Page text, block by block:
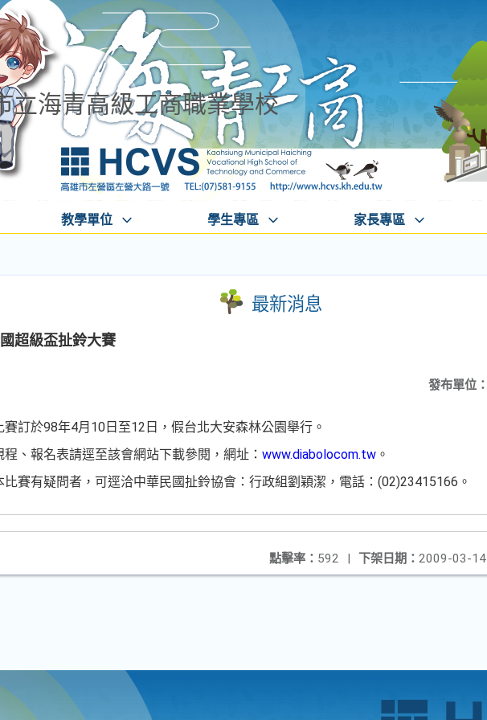
立海青高級工商職業學校
教學單位 學生專區 家長專區
最新消息
超級盃扯鈴大賽
發布單位：
賽訂於98年4月10日至12日，假台北大安森林公園舉行。
程、報名表請逕至該會網站下載參閱，網址： www.diabolocom.tw 。
比賽有疑問者，可逕洽中華民國扯鈴協會：行政組劉穎潔，電話：(02)23415166。
下架日期： 2009-03-14
點擊率： 592 |